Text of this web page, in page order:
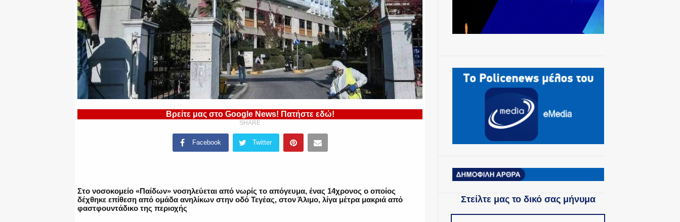
Βρείτε μας στο Google News! Πατήστε εδώ!
SHARE
Facebook Twitter
Στο νοσοκομείο «Παίδων» νοσηλεύεται από νωρίς το απόγευμα, ένας 14χρονος ο οποίος
δέχθηκε επίθεση από ομάδα ανηλίκων στην οδό Τεγέας, στον Άλιμο, λίγα μέτρα μακριά από
φαστφουντάδικο της περιοχής
Στείλτε μας το δικό σας μήνυμα